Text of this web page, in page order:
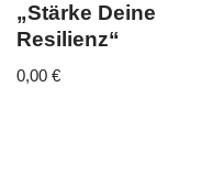
„Stärke Deine
Resilienz“
0,00 €